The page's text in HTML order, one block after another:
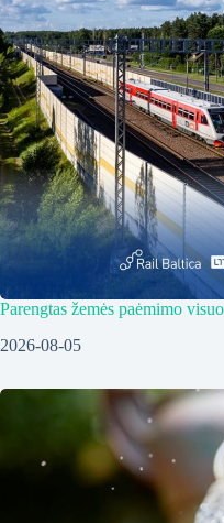
Parengtas žemės paėmimo
2026-08-05